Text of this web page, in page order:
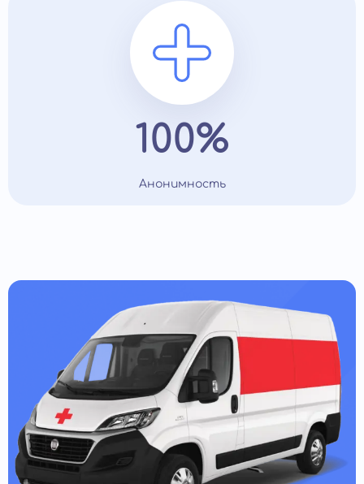
100%
Анонимность